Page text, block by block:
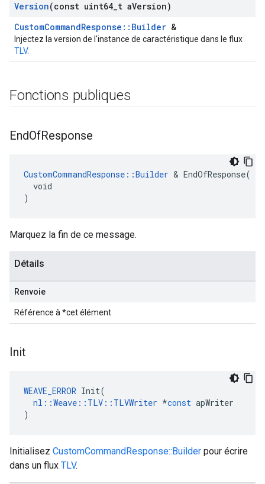
Version(const uint64 t aVersion)
CustomCommandResponse::Builder &
Injectez la version de l'instance de caractéristique dans le flux
TLV.
Fonctions publiques
EndOfResponse
CustomCommandResponse::Builder & EndOfResponse(
  void
)
Marquez la fin de ce message.
Détails
Renvoie
Référence à *cet élément
Init
WEAVE_ERROR Init(
nl ::Weave :: TLV :: TLVWriter *const apWriter
)
Initialisez CustomCommandResponse::Builder pour écrire
dans un flux TLV.